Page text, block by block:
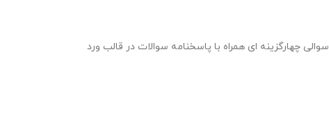
60 نمونه سوال مسابقات صحیفه سجادیه پایه دوازدهم ویژه مرحله مدرسه ای و شهرستانی مسابقات قرآن ، عترت و نماز در قالب 3 نمونه سوال 20 سوالی چهارگزینه ای همراه با پاسخنامه سوالات در قالب ورد